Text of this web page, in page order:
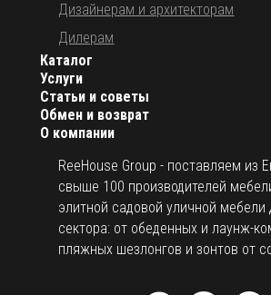
О компании
ReeHouse Group - поставляем из
свыше 100 производителей
элитной садовой уличной мебели
сектора: от обеденных и лаунж-
пляжных шезлонгов и зонтов от
Каталог
Услуги
Статьи и советы
Обмен и возврат
Дизайнерам и архитекторам
Дилерам